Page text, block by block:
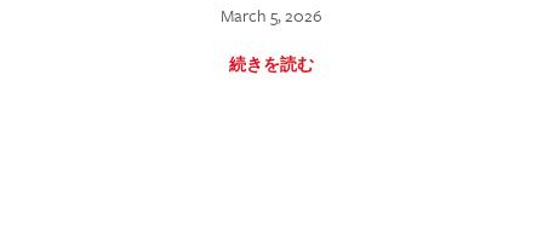
March 5, 2026
続きを読む